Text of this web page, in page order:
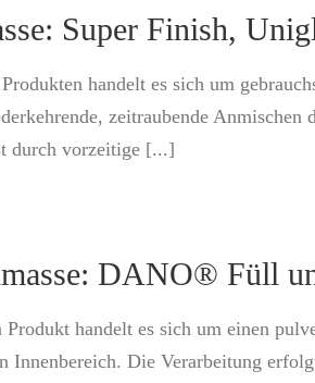
Super Finish,
handelt es sich um
zeitraubende
durch vorzeitige [...]
DANO® Füll
handelt es sich um einen
Innenbereich. Die Verarbeitung